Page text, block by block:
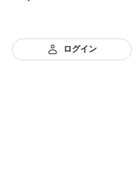
ログイン